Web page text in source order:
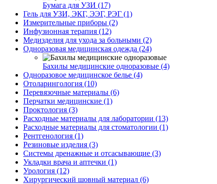
Бумага для УЗИ (17)
Гель для УЗИ, ЭКГ, ЭЭГ, РЭГ (1)
Измерительные приборы (2)
Инфузионная терапия (12)
Медизделия для ухода за больными (2)
Одноразовая медицинская одежда (24)
Бахилы медицинские одноразовые (4)
Одноразовое медицинское белье (4)
Отоларингология (10)
Перевязочные материалы (6)
Перчатки медицинские (1)
Проктология (3)
Расходные материалы для лаборатории (13)
Расходные материалы для стоматологии (1)
Рентгенология (1)
Резиновые изделия (3)
Системы дренажные и отсасывающие (3)
Укладки врача и аптечки (1)
Урология (12)
Хирургический шовный материал (6)